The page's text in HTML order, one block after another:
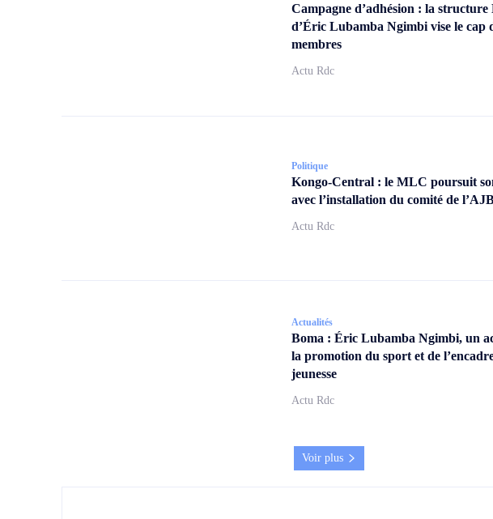
Campagne d’adhésion : la structure
d’Éric Lubamba Ngimbi vise le cap
membres
Actu Rdc
Politique
Kongo-Central : le MLC poursuit
avec l’installation du comité de
Actu Rdc
Actualités
Boma : Éric Lubamba Ngimbi, un
la promotion du sport et de
jeunesse
Actu Rdc
Voir plus